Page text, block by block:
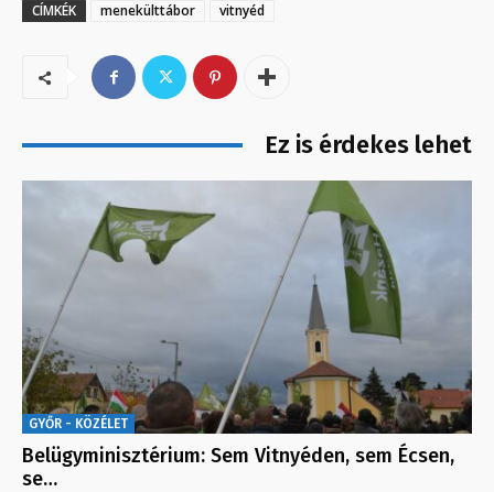
CÍMKÉK menekülttábor vitnyéd
Ez is érdekes lehet
GYŐR - KÖZÉLET
Belügyminisztérium: Sem Vitnyéden, sem Écsen,
se…